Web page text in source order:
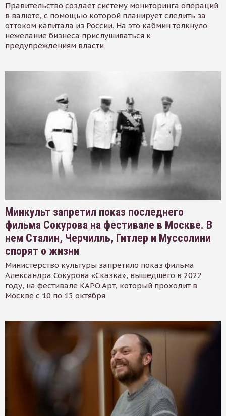
Правительство создает систему мониторинга операций
в валюте, с помощью которой планирует следить за
оттоком капитала из России. На это кабмин толкнуло
нежелание бизнеса прислушиваться к
предупреждениям власти
Минкульт запретил показ последнего
фильма Сокурова на фестивале в Москве. В
нем Сталин, Черчилль, Гитлер и Муссолини
спорят о жизни
Министерство культуры запретило показ фильма
Александра Сокурова «Сказка», вышедшего в 2022
году, на фестивале КАРО.Арт, который проходит в
Москве с 10 по 15 октября